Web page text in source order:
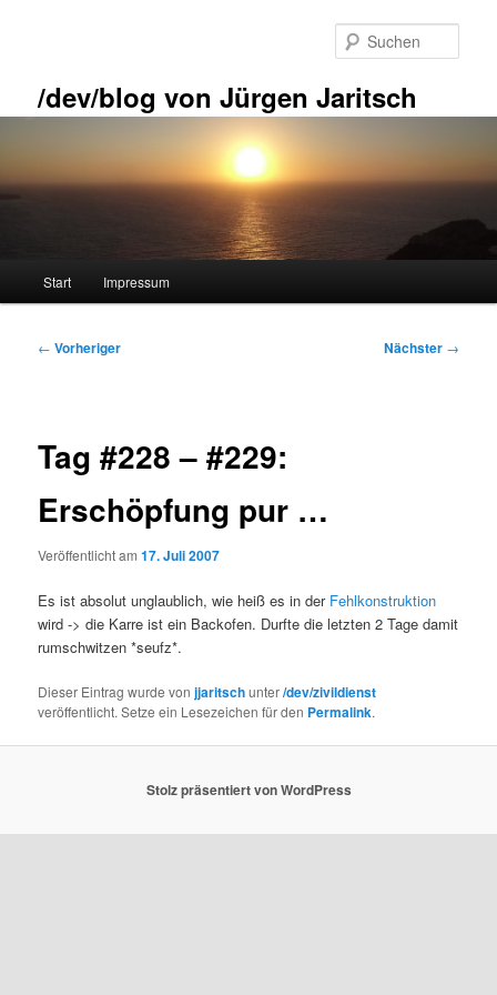
/dev/blog von Jürgen Jaritsch
Start Impressum
Beitragsnavigation
← Vorheriger Nächster →
Tag #228 – #229:
Erschöpfung pur …
Veröffentlicht am17. Juli 2007
Es ist absolut unglaublich, wie heiß es in der Fehlkonstruktion
wird -> die Karre ist ein Backofen. Durfte die letzten 2 Tage damit
rumschwitzen *seufz*.
Dieser Eintrag wurde vonjjaritschunter/dev/zivildienst
veröffentlicht. Setze ein Lesezeichen für den Permalink.
Stolz präsentiert von WordPress